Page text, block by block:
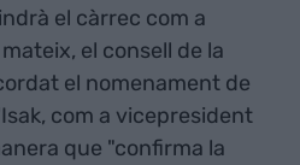
el càrrec com a
el consell de la
el nomenament de
com a vicepresident
que "confirma la